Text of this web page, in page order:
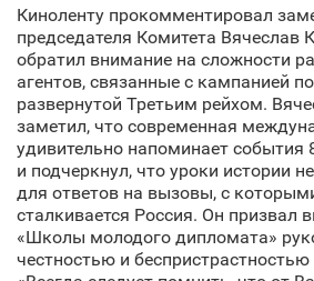
Киноленту прокомментировал
председателя Комитета Вячеслав
обратил внимание на сложности
агентов, связанные с кампанией
развернутой Третьим рейхом.
заметил, что современная
удивительно напоминает события
и подчеркнул, что уроки истории
для ответов на вызовы, с
сталкивается Россия. Он призвал
«Школы молодого дипломата»
честностью и